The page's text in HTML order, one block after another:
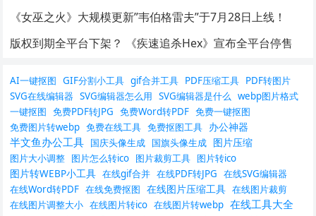
《女巫之火》大规模更新”韦伯格雷夫”于7月28日上线！
版权到期全平台下架？ 《疾速追杀Hex》宣布全平台停售
AI一键抠图 GIF分割小工具 gif合并工具 PDF压缩工具 PDF转图片
SVG在线编辑器 SVG编辑器怎么用 SVG编辑器是什么 webp图片格式
一键抠图 免费PDF转JPG 免费Word转PDF 免费一键抠图
免费图片转webp 免费在线工具 免费抠图工具 办公神器
半文鱼办公工具 国庆头像生成 国旗头像生成 图片压缩
图片大小调整 图片怎么转ico 图片裁剪工具 图片转ico
图片转WEBP小工具 在线gif合并 在线PDF转JPG 在线SVG编辑器
在线Word转PDF 在线免费抠图 在线图片压缩工具 在线图片裁剪
在线图片调整大小 在线图片转ico 在线图片转webp 在线工具大全